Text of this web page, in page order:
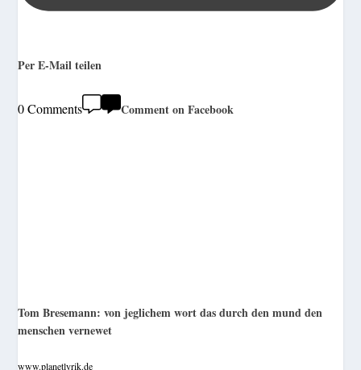
Per E-Mail teilen
0 Comments Comment on Facebook
Tom Bresemann: von jeglichem wort das durch den mund den
menschen vernewet
www.planetlyrik.de